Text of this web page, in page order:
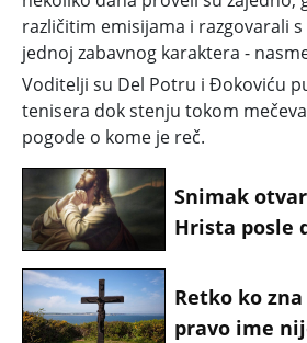
različitim emisijama i razgovarali
jednoj zabavnog karaktera -
Voditelji su Del Potru i Đokoviću
tenisera dok stenju tokom
pogode o kome je reč.
Snimak
Hrista posle
jeza:
kolena kad
Retko ko
pravo ime